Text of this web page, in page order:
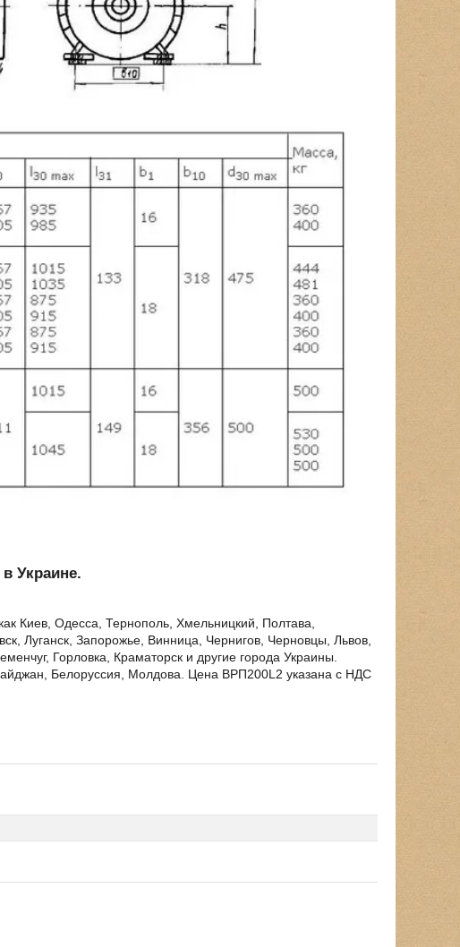
Украине.
Киев, Одесса, Тернополь, Хмельницкий, Полтава,
Луганск, Запорожье, Винница, Чернигов, Черновцы, Львов,
Горловка, Краматорск и другие города Украины.
Белоруссия, Молдова. Цена ВРП200L2 указана с НДС